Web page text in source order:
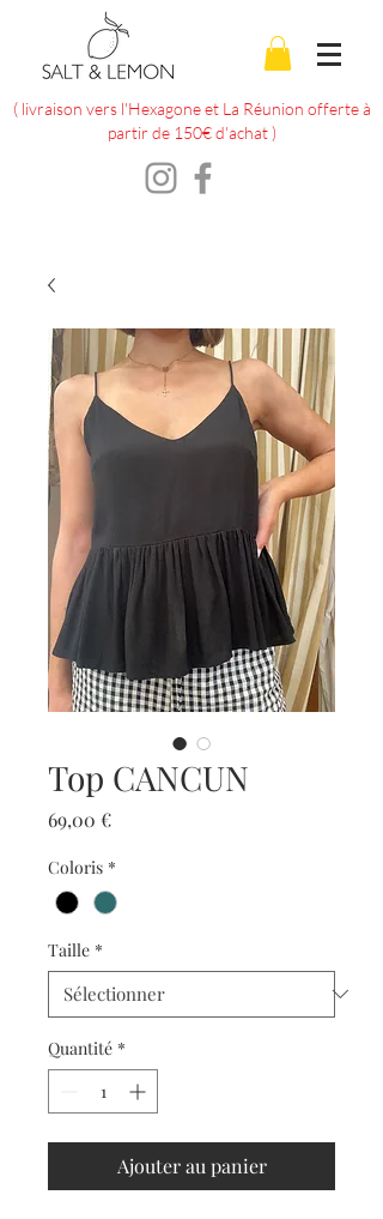
( livraison vers l'Hexagone et La Réunion offerte à
partir de 150€ d'achat )
Top CANCUN
69,00 €Prix
Coloris *
Taille *
Quantité *
Ajouter au panier